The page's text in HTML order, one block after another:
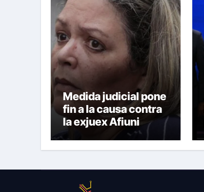
Medida judicial pone
fin a la causa contra
la exjuex Afiuni